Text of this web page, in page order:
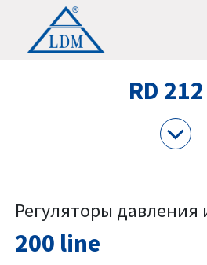
RD
Регуляторы давления
200 line